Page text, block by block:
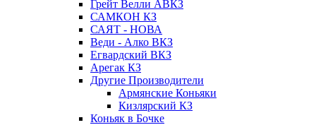
Грейт Велли АВКЗ
САМКОН КЗ
САЯТ - НОВА
Веди - Алко ВКЗ
Егвардский ВКЗ
Арегак КЗ
Другие Производители
Армянские Коньяки
Кизлярский КЗ
Коньяк в Бочке